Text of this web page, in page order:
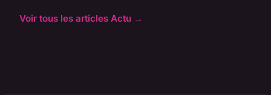
Voir tous les articles Actu →